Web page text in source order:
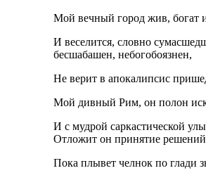
Мой вечный город жив, богат
И веселится, словно
бесшабашен, небогобоязнен,
Не верит в апокалипсис
Мой дивный Рим, он полон
И с мудрой саркастической
Отложит он принятие
Пока плывет челнок по глади